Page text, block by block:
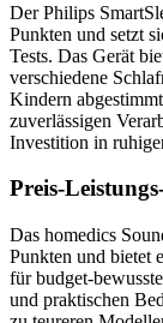
Der Philips
Punkten und setzt
Tests. Das Gerät
verschiedene
Kindern
zuverlässigen
Investition in
Preis-
Das homedics
Punkten und bietet
für budget-
und praktischen